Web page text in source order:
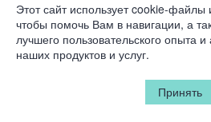
Company
Legal information
Этот сайт использует cookie-файлы
чтобы помочь Вам в навигации, а
лучшего пользовательского опыта
наших продуктов и услуг.
Принять